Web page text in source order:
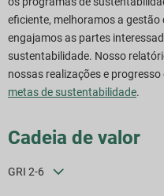
eficiente, melhoramos a
engajamos as partes
sustentabilidade. Nosso
nossas realizações e
metas de sustentabilidade.
Cadeia de valor
GRI 2-6